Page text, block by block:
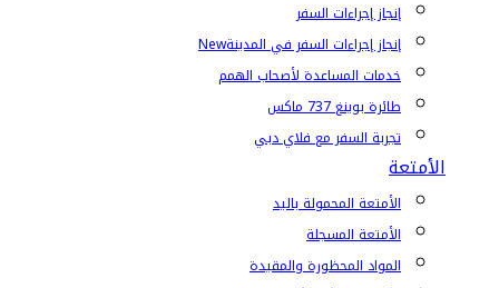
إنجاز إجراءات السفر
إنجاز إجراءات السفر في المدينةNew
خدمات المساعدة لأصحاب الهمم
طائرة بوينغ 737 ماكس
تجربة السفر مع فلاي دبي
الأمتعة
الأمتعة المحمولة باليد
الأمتعة المسجلة
المواد المحظورة والمقيدة